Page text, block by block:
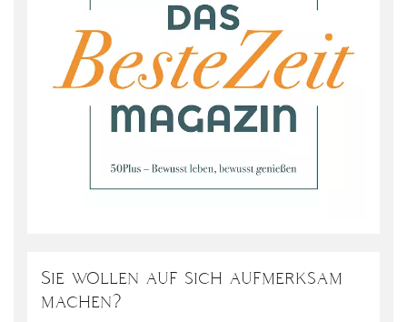
Sie wollen auf sich aufmerksam
machen?